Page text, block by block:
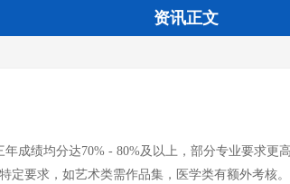
资讯正文
成绩均分达70% - 80%及以上，部分专业要求
要求，如艺术类需作品集，医学类有额外考核。